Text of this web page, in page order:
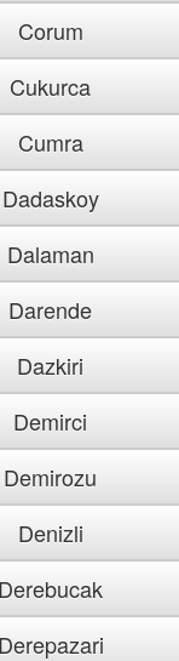
Corum
Cukurca
Cumra
Dadaskoy
Dalaman
Darende
Dazkiri
Demirci
Demirozu
Denizli
Derebucak
Derepazari